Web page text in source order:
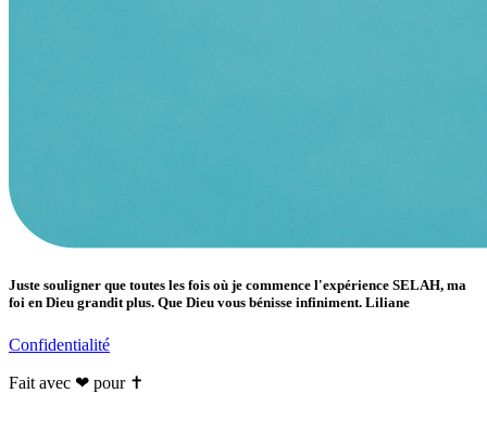
Juste souligner que toutes les fois où je commence l'expérience SELAH, ma
foi en Dieu grandit plus. Que Dieu vous bénisse infiniment. Liliane
Confidentialité
Fait avec ❤ pour ✝️️